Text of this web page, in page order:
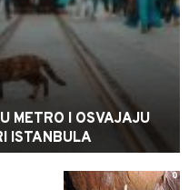
METRO I OSVAJAJU
ISTANBULA
0